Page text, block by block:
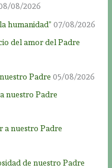
08/2026
humanidad” 07/08/2026
del amor del Padre
Padre 05/08/2026
nuestro Padre
a nuestro Padre
de nuestro Padre